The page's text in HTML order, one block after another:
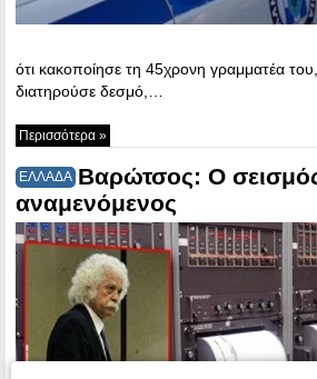
ότι κακοποίησε τη 45χρονη γραμματέα
διατηρούσε δεσμό,…
Περισσότερα »
ΕΛΛΑΔΑ Βαρώτσος: Ο
αναμενόμενος